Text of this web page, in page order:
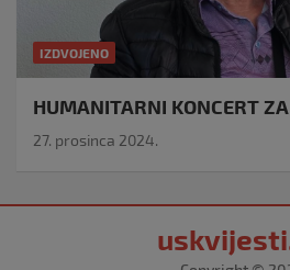
IZDVOJENO
HUMANITARNI KONCERT
27. prosinca 2024.